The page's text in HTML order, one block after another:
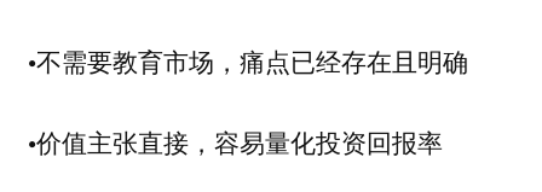
•不需要教育市场，痛点已经存在且明确
•价值主张直接，容易量化投资回报率